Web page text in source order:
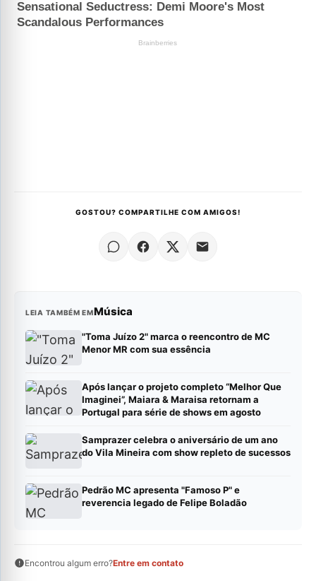
GOSTOU? COMPARTILHE COM AMIGOS!
LEIA TAMBÉM EMMúsica
"Toma Juízo 2" marca o reencontro de MC
Menor MR com sua essência
Após lançar o projeto completo “Melhor Que
Imaginei”, Maiara & Maraisa retornam a
Portugal para série de shows em agosto
Samprazer celebra o aniversário de um ano
do Vila Mineira com show repleto de sucessos
Pedrão MC apresenta "Famoso P" e
reverencia legado de Felipe Boladão
Encontrou algum erro?Entre em contato